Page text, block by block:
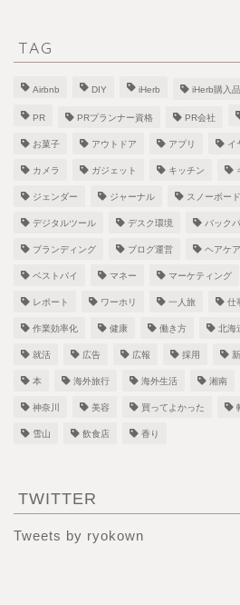
TAG
Airbnb DIY iHerb iHerb購入品
PR PRプランナー資格 PR会社
お菓子 アウトドア アプリ イ
カメラ ガジェット キッチン
ジェンダー ジャーナル スノーボード
デジタルツール デスク環境 バック
ブランディング ブログ運営 ヘアケア
ベストバイ マネー マーケティング
レポート ワーホリ 一人旅 仕
作業効率化 健康 働き方 北海
就活 広告 広報 採用
本 海外旅行 海外生活 湘南
神奈川 美容 買ってよかった
雪山 飲食店 香り
TWITTER
Tweets by ryokown